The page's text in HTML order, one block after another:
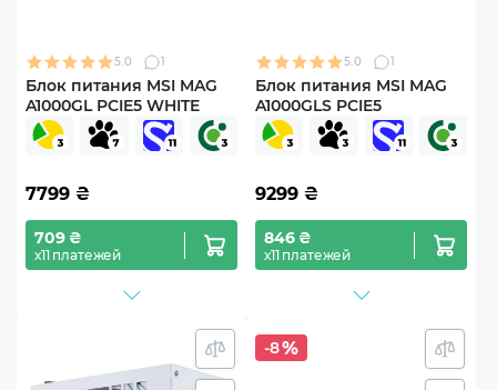
5.0 1
Блок питания MSI MAG
A1000GL PCIE5 WHITE
7799 ₴
709 ₴
х11 платежей
5.0 1
Блок питания MSI MAG
A1000GLS PCIE5
9299 ₴
846 ₴
х11 платежей
-8